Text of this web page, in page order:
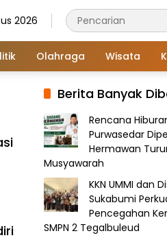
2026
Olahraga Wisata
Berita Banyak
Rencana
Purwasedar
Hermawan
Musyawarah
KKN UMMI dan
Sukabumi
Pencegahan
SMPN 2 Tegalbuleud